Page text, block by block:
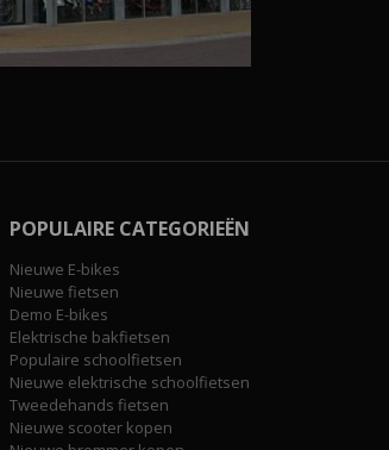
POPULAIRE CATEGORIEËN
Nieuwe E-bikes
Nieuwe fietsen
Demo E-bikes
Elektrische bakfietsen
Populaire schoolfietsen
Nieuwe elektrische schoolfietsen
Tweedehands fietsen
Nieuwe scooter kopen